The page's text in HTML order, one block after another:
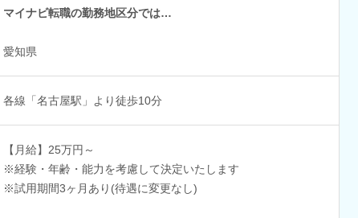
マイナビ転職の勤務地区分では…
愛知県
各線「名古屋駅」より徒歩10分
【月給】25万円～
※経験・年齢・能力を考慮して決定いたします
※試用期間3ヶ月あり(待遇に変更なし)